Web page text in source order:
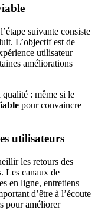
suivante consiste
L’objectif est de
utilisateur
améliorations
: même si le
pour convaincre
utilisateurs
les retours des
Les canaux de
en ligne, entretiens
d’être à l’écoute
pour améliorer